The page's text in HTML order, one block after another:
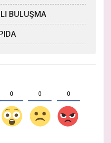
BULUŞMA
0 0 0